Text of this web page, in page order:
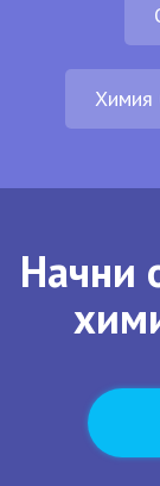
Химия
Начни